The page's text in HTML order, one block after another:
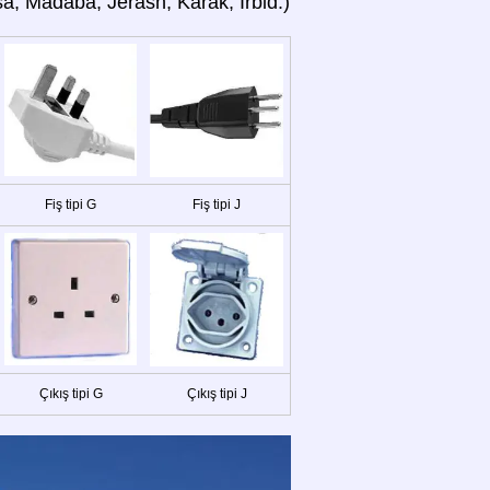
Fiş tipi G Fiş tipi J
Çıkış tipi G Çıkış tipi J